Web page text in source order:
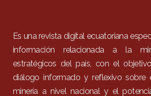
Es una revista digital ecuatoriana
información relacionada a la
estratégicos del país, con el
diálogo informado y reflexivo sobre
minería a nivel nacional y el